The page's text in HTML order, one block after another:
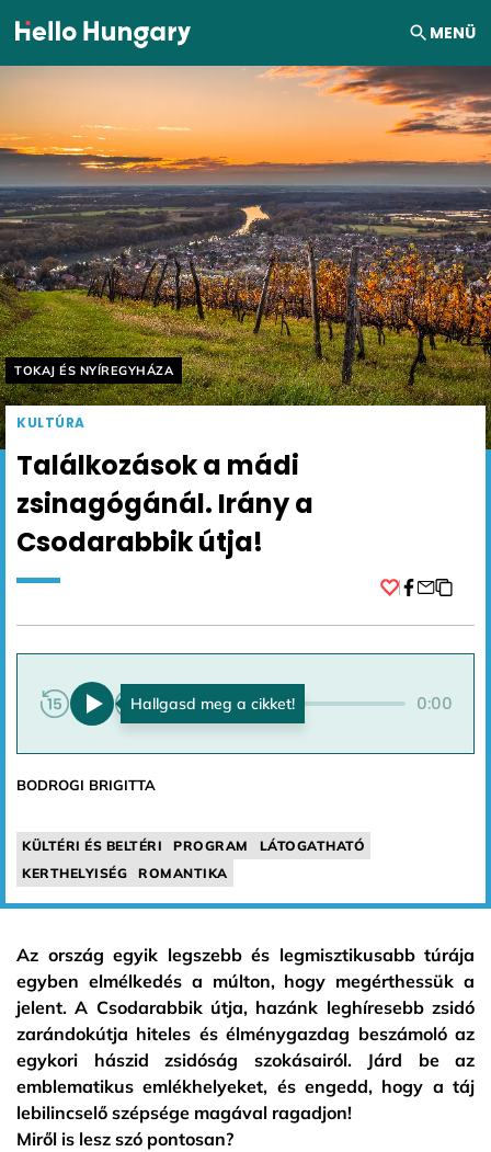
Ugrás a tartalomhoz MENÜ
Helyszín címkék:
TOKAJ ÉS NYÍREGYHÁZA
KULTÚRA
Találkozások a mádi
zsinagógánál. Irány a
Csodarabbik útja!
0:00 0:00
BODROGI BRIGITTA
KÜLTÉRI ÉS BELTÉRI PROGRAM
LÁTOGATHATÓ
KERTHELYISÉG
ROMANTIKA
Az ország egyik legszebb és legmisztikusabb túrája
egyben elmélkedés a múlton, hogy megérthessük a
jelent. A Csodarabbik útja, hazánk leghíresebb zsidó
zarándokútja hiteles és élménygazdag beszámoló az
egykori hászid zsidóság szokásairól. Járd be az
emblematikus emlékhelyeket, és engedd, hogy a táj
lebilincselő szépsége magával ragadjon!
Miről is lesz szó pontosan?